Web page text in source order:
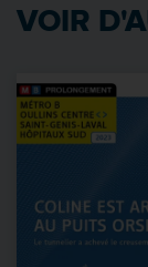
VOIR